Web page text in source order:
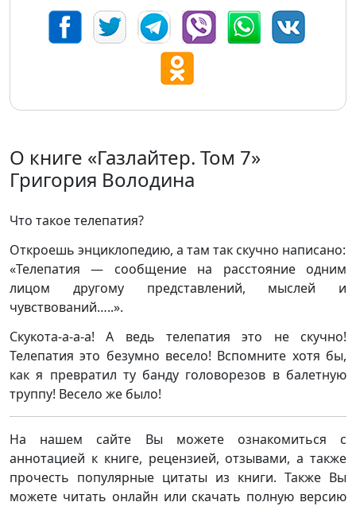
О книге «Газлайтер. Том 7»
Григория Володина
Что такое телепатия?
Откроешь энциклопедию, а там так скучно написано:
«Телепатия — сообщение на расстояние одним
лицом другому представлений, мыслей и
чувствований…..».
Скукота-а-а-а! А ведь телепатия это не скучно!
Телепатия это безумно весело! Вспомните хотя бы,
как я превратил ту банду головорезов в балетную
труппу! Весело же было!
На нашем сайте Вы можете ознакомиться с
аннотацией к книге, рецензией, отзывами, а также
прочесть популярные цитаты из книги. Также Вы
можете читать онлайн или скачать полную версию